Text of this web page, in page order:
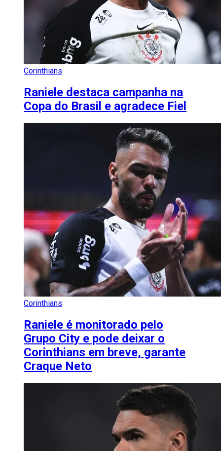
Corinthians
Raniele destaca campanha na
Copa do Brasil e agradece Fiel
Corinthians
Raniele é monitorado pelo
Grupo City e pode deixar o
Corinthians em breve, garante
Craque Neto